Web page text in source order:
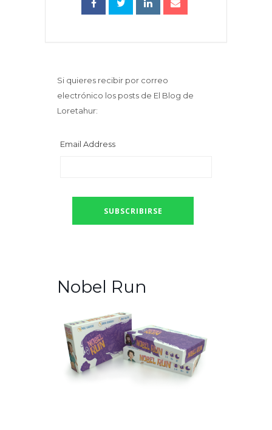
Si quieres recibir por correo
electrónico los posts de El Blog de
Loretahur:
Email Address
Nobel Run